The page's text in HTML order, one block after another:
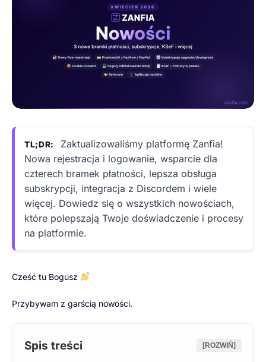
TL;DR:
Zaktualizowaliśmy platformę Zanfia!
Nowa rejestracja i logowanie, wsparcie dla
czterech bramek płatności, lepsza obsługa
subskrypcji, integracja z Discordem i wiele
więcej. Dowiedz się o wszystkich nowościach,
które polepszają Twoje doświadczenie i procesy
na platformie.
Cześć tu Bogusz
Przybywam z garścią nowości.
Spis treści [ROZWIŃ]